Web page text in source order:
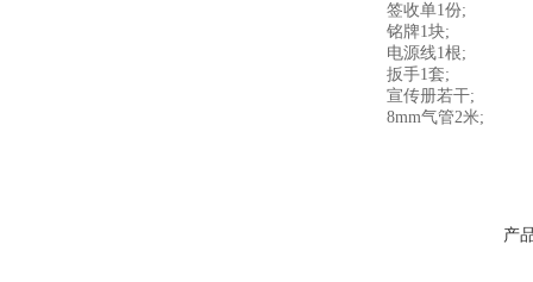
签收单1份;
铭牌1块;
电源线1根;
扳手1套;
宣传册若干;
8mm气管2米;
产